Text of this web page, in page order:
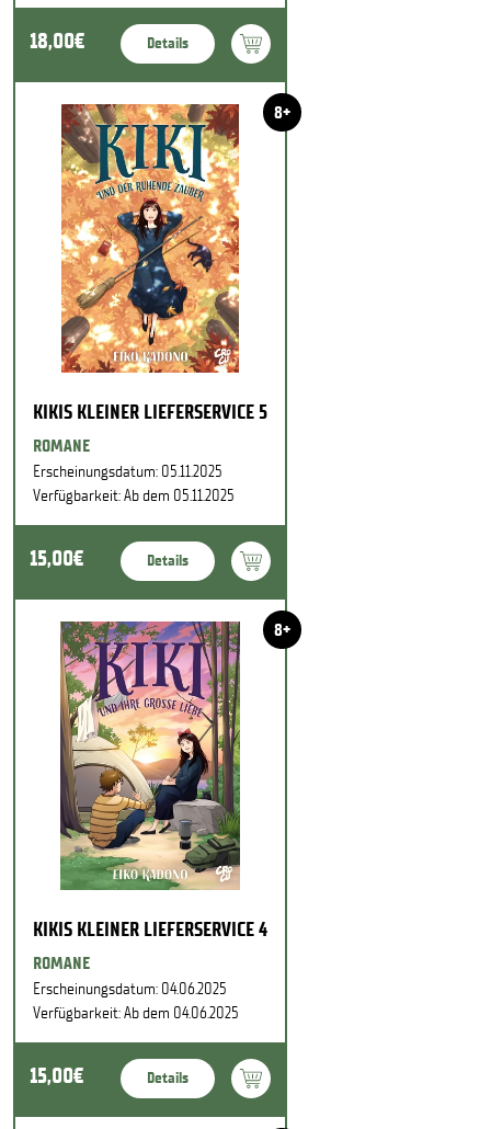
18,00€ Details
8+
KIKIS KLEINER LIEFERSERVICE 5
ROMANE
Erscheinungsdatum: 05.11.2025
Verfügbarkeit: Ab dem 05.11.2025
15,00€ Details
8+
KIKIS KLEINER LIEFERSERVICE 4
ROMANE
Erscheinungsdatum: 04.06.2025
Verfügbarkeit: Ab dem 04.06.2025
15,00€ Details